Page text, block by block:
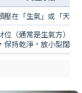
壓在「生氣」或「天醫
位（通常是生氣方）劃
保持乾淨，放小型闊葉